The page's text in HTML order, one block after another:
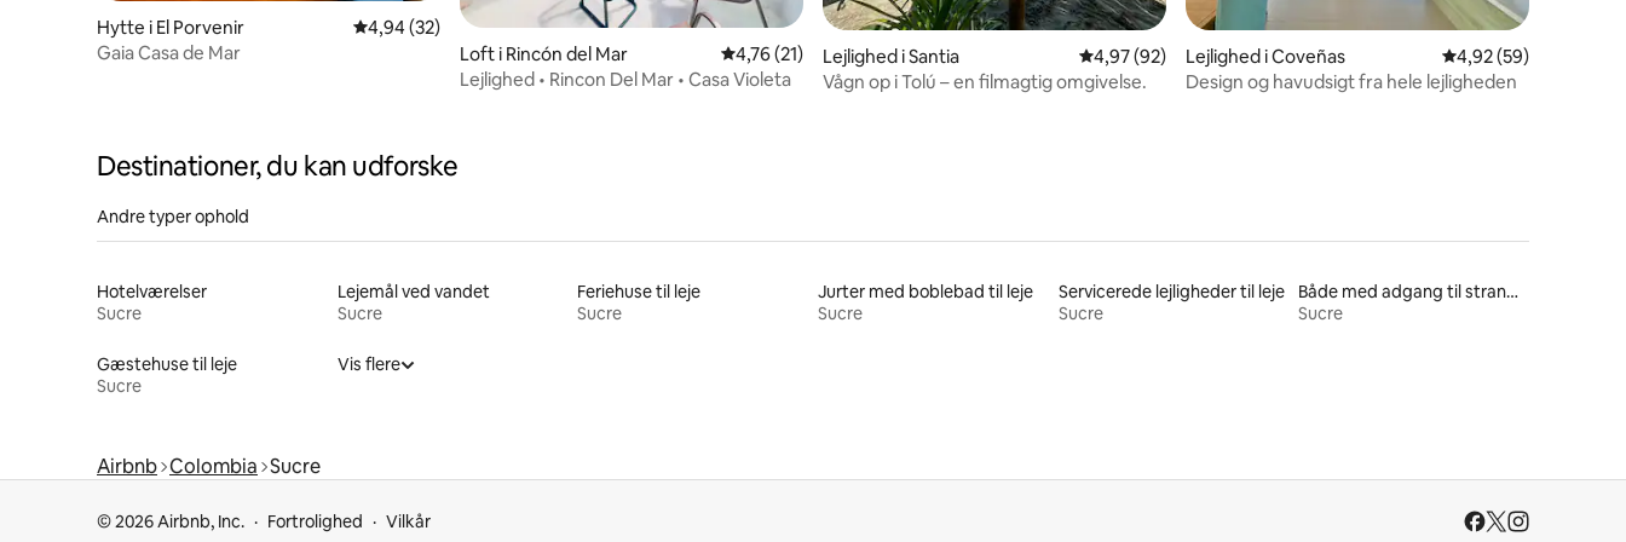
Hytte i El Porvenir 4,94 ud af 5 i gennemsnitlig bedømmelse, 32 omtaler
4,94 (32)
Gaia Casa de Mar
Loft i Rincón del Mar 4,76 ud af 5 i gennemsnitlig bedømmelse, 21 omtaler
4,76 (21)
Lejlighed • Rincon Del Mar • Casa Violeta
Lejlighed i Santia 4,97 ud af 5 i gennemsnitlig bedømmelse, 92 omtaler
4,97 (92)
Vågn op i Tolú – en filmagtig omgivelse.
Lejlighed i Coveñas 4,92 ud af 5 i
4,92 (59)
Design og havudsigt fra hele lejligheden
Destinationer, du kan udforske
Andre typer ophold
Hotelværelser
Sucre
Lejemål ved vandet
Sucre
Feriehuse til leje
Sucre
Jurter med boblebad til leje
Sucre
Servicerede lejligheder til leje
Sucre
Både med adgang til stranden til leje
Sucre
Gæstehuse til leje
Sucre
Vis flere
Airbnb Colombia Sucre
© 2026 Airbnb, Inc. Fortrolighed Vilkår